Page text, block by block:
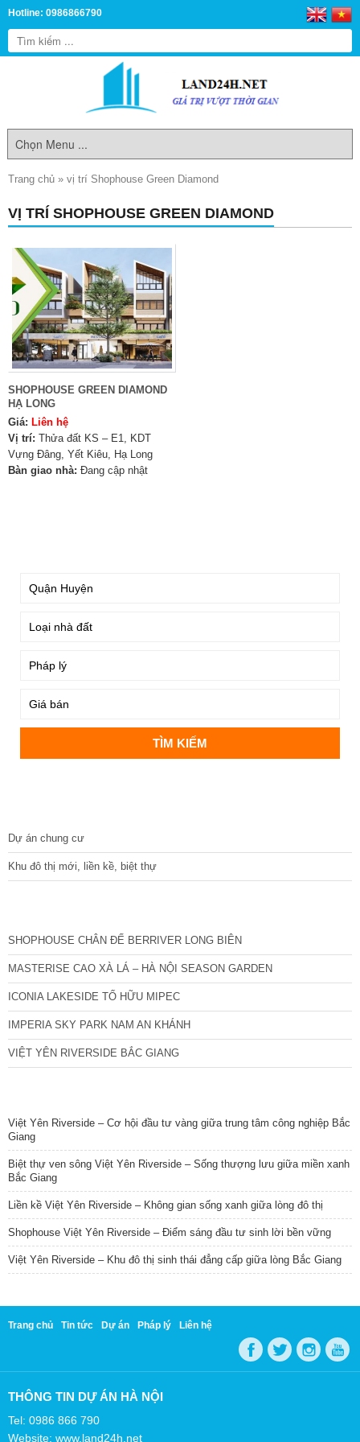
Hotline: 0986866790
Trang chủ » vị trí Shophouse Green Diamond
VỊ TRÍ SHOPHOUSE GREEN DIAMOND
SHOPHOUSE GREEN DIAMOND
HẠ LONG
Giá: Liên hệ
Vị trí: Thửa đất KS – E1, KDT
Vựng Đâng, Yết Kiêu, Hạ Long
Bàn giao nhà: Đang cập nhật
Dự án chung cư
Khu đô thị mới, liền kề, biệt thự
SHOPHOUSE CHÂN ĐẾ BERRIVER LONG BIÊN
MASTERISE CAO XÀ LÁ – HÀ NỘI SEASON GARDEN
ICONIA LAKESIDE TỐ HỮU MIPEC
IMPERIA SKY PARK NAM AN KHÁNH
VIỆT YÊN RIVERSIDE BẮC GIANG
Việt Yên Riverside – Cơ hội đầu tư vàng giữa trung tâm công nghiệp Bắc
Giang
Biệt thự ven sông Việt Yên Riverside – Sống thượng lưu giữa miền xanh
Bắc Giang
Liền kề Việt Yên Riverside – Không gian sống xanh giữa lòng đô thị
Shophouse Việt Yên Riverside – Điểm sáng đầu tư sinh lời bền vững
Việt Yên Riverside – Khu đô thị sinh thái đẳng cấp giữa lòng Bắc Giang
Trang chủ Tin tức Dự án Pháp lý Liên hệ
THÔNG TIN DỰ ÁN HÀ NỘI
Tel: 0986 866 790
Website: www.land24h.net